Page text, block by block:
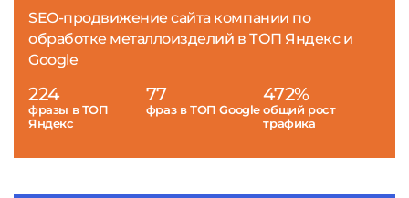
SEO-продвижение сайта компании по
обработке металлоизделий в ТОП Яндекс и
Google
224
фразы в ТОП
Яндекс
77
фраз в ТОП Google
472%
общий рост
трафика